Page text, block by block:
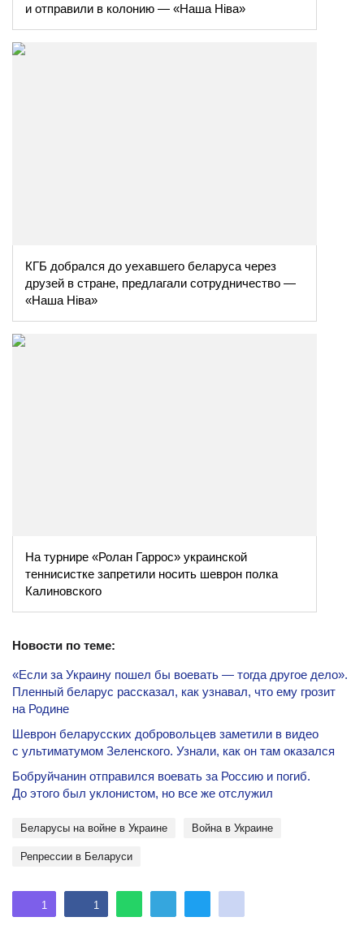
и отправили в колонию — «Наша Ніва»
КГБ добрался до уехавшего беларуса через
друзей в стране, предлагали сотрудничество —
«Наша Ніва»
На турнире «Ролан Гаррос» украинской
теннисистке запретили носить шеврон полка
Калиновского
Новости по теме:
«Если за Украину пошел бы воевать — тогда другое дело».
Пленный беларус рассказал, как узнавал, что ему грозит
на Родине
Шеврон беларусских добровольцев заметили в видео
с ультиматумом Зеленского. Узнали, как он там оказался
Бобруйчанин отправился воевать за Россию и погиб.
До этого был уклонистом, но все же отслужил
Беларусы на войне в Украине Война в Украине
репрессии в Беларуси
1 1